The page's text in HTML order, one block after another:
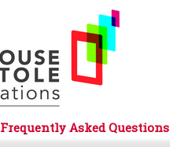
Frequently Asked Questions